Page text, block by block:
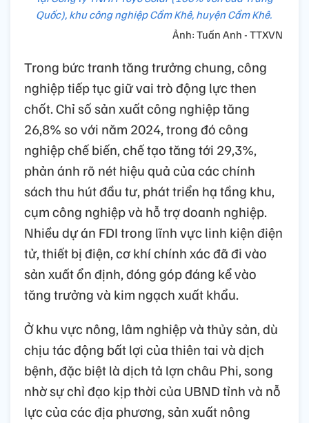
Quốc), khu công nghiệp Cẩm Khê, huyện Cẩm Khê.
Ảnh: Tuấn Anh - TTXVN
Trong bức tranh tăng trưởng chung, công
nghiệp tiếp tục giữ vai trò động lực then
chốt. Chỉ số sản xuất công nghiệp tăng
26,8% so với năm 2024, trong đó công
nghiệp chế biến, chế tạo tăng tới 29,3%,
phản ánh rõ nét hiệu quả của các chính
sách thu hút đầu tư, phát triển hạ tầng khu,
cụm công nghiệp và hỗ trợ doanh nghiệp.
Nhiều dự án FDI trong lĩnh vực linh kiện điện
tử, thiết bị điện, cơ khí chính xác đã đi vào
sản xuất ổn định, đóng góp đáng kể vào
tăng trưởng và kim ngạch xuất khẩu.
Ở khu vực nông, lâm nghiệp và thủy sản, dù
chịu tác động bất lợi của thiên tai và dịch
bệnh, đặc biệt là dịch tả lợn châu Phi, song
nhờ sự chỉ đạo kịp thời của UBND tỉnh và nỗ
lực của các địa phương, sản xuất nông